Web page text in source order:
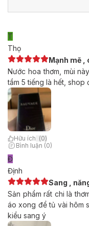
T
Thọ
Mạnh mẽ ,
Nước hoa thơm, mùi
tầm 5 tiếng là hết,
Hữu ích (0)
Bình luận (0)
Đ
Định
Sang ,
Sản phẩm rất chi là
áo xong để tủ vài hôm
kiểu sang ý